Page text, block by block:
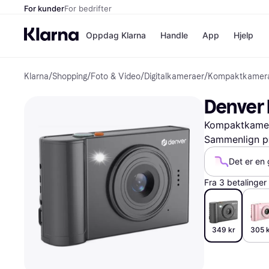
For kunderFor bedrifter
Oppdag Klarna
Betal nå
Betal i 3
Betal innen
Finansiering
Vipps
Handle
Butikker
App Hjelp
Klarna/Shopping/Foto & Video/Digitalkameraer/
Denver
Sammenlign
Det er en
Fra 3 betalinger
349 kr 305